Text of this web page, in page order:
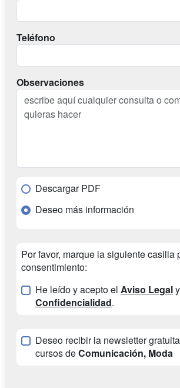
Teléfono
Observaciones
Descargar PDF
Deseo más información
Por favor, marque la siguiente casilla
consentimiento:
He leído y acepto el Aviso Legal
Confidencialidad.
Deseo recibir la newsletter
cursos deComunicación, Moda